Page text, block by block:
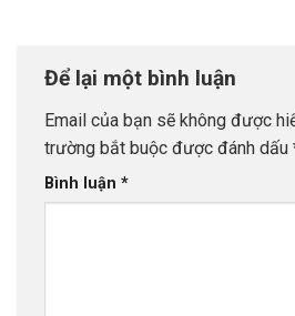
Để lại một bình luận
Email của bạn sẽ không được
trường bắt buộc được đánh dấu
Bình luận *